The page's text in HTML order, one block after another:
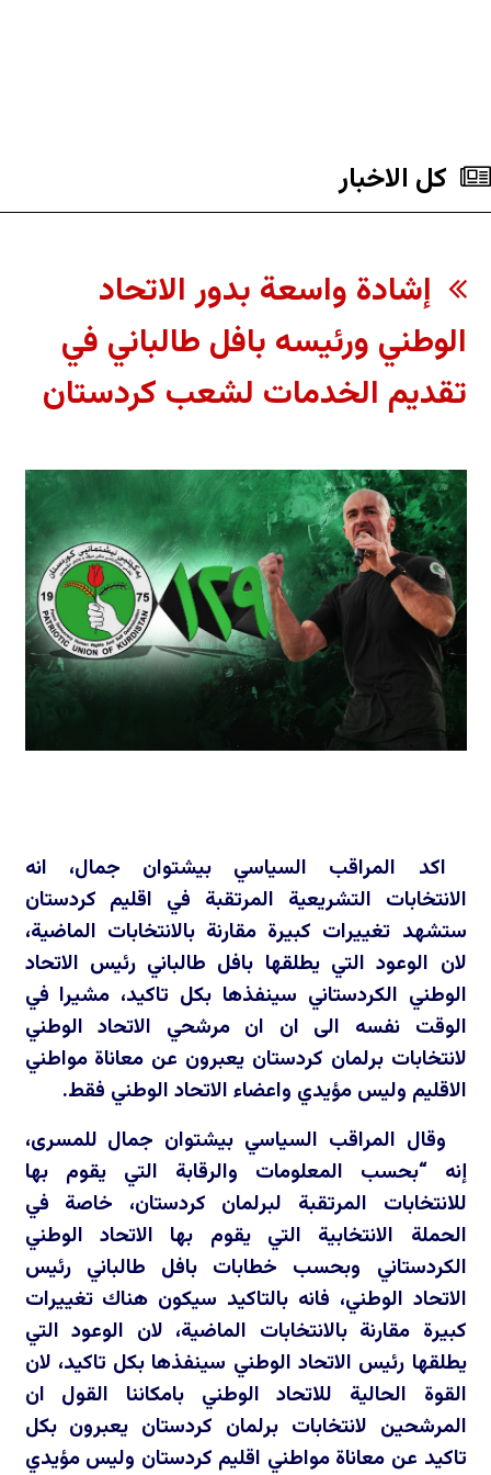
کل الاخبار
إشادة واسعة بدور الاتحاد
الوطني ورئيسه بافل طالباني في
تقديم الخدمات لشعب كردستان
اكد المراقب السياسي بيشتوان جمال، انه
الانتخابات التشريعية المرتقبة في اقليم كردستان
ستشهد تغييرات كبيرة مقارنة بالانتخابات الماضية،
لان الوعود التي يطلقها بافل طالباني رئيس الاتحاد
الوطني الكردستاني سينفذها بكل تاكيد، مشيرا في
الوقت نفسه الى ان ان مرشحي الاتحاد الوطني
لانتخابات برلمان كردستان يعبرون عن معاناة مواطني
الاقليم وليس مؤيدي واعضاء الاتحاد الوطني فقط.
وقال المراقب السياسي بيشتوان جمال للمسرى،
إنه “بحسب المعلومات والرقابة التي يقوم بها
للانتخابات المرتقبة لبرلمان كردستان، خاصة في
الحملة الانتخابية التي يقوم بها الاتحاد الوطني
الكردستاني وبحسب خطابات بافل طالباني رئيس
الاتحاد الوطني، فانه بالتاكيد سيكون هناك تغييرات
كبيرة مقارنة بالانتخابات الماضية، لان الوعود التي
يطلقها رئيس الاتحاد الوطني سينفذها بكل تاكيد، لان
القوة الحالية للاتحاد الوطني بامكاننا القول ان
المرشحين لانتخابات برلمان كردستان يعبرون بكل
تاكيد عن معاناة مواطني اقليم كردستان وليس مؤيدي